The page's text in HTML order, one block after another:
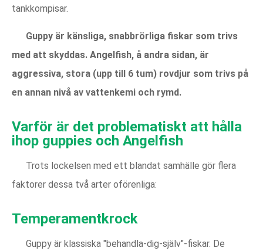
tankkompisar.
Guppy är känsliga, snabbrörliga fiskar som trivs
med att skyddas. Angelfish, å andra sidan, är
aggressiva, stora (upp till 6 tum) rovdjur som trivs på
en annan nivå av vattenkemi och rymd.
Varför är det problematiskt att hålla
ihop guppies och Angelfish
Trots lockelsen med ett blandat samhälle gör flera
faktorer dessa två arter oförenliga:
Temperamentkrock
Guppy är klassiska "behandla-dig-själv"-fiskar. De